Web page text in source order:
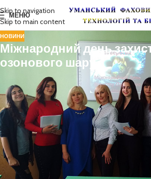
Skip to navigation
Skip to main content
МЕНЮ
НОВИНИ
Міжнародний день
озонового шару
16 вересня Генеральна Асамблея ООН
днем захисту озонового шару. Цей день
спільнотою з 1995 року в пам’ять про
екологічної проблеми.
Не залишився осторонь і наш навчальний
Л.Б., Шеремет І.В. разом зі студентами груп
екологічний захід «Озоновий шар та його
заздалегідь готувалися і представили свої
зазначеної тематики